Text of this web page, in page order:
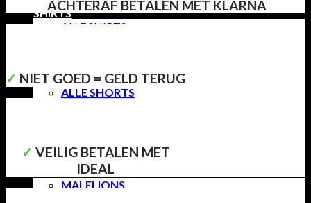
SHIRTS
ALLE SHIRTS
SHORTS
ALLE SHORTS
SETJES
TRUIEN
MERKEN
MALELIONS
ACHTERAF BETALEN MET KLARNA
✓ NIET GOED = GELD TERUG
✓ VEILIG BETALEN MET
IDEAL